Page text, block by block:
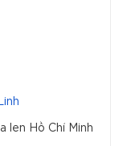
len Hồ Chí Minh